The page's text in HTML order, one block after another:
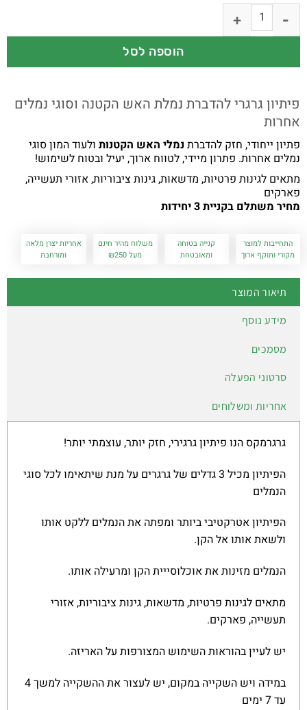
הוספה לסל
פיתיון גרגרי להדברת נמלת האש הקטנה וסוגי נמלים
אחרות
פתיון ייחודי, חזק להדברת נמלי האש הקטנות ולעוד המון סוגי
נמלים אחרות. פתרון מיידי, לטווח ארוך, יעיל ובטוח לשימוש!
מתאים לגינות פרטיות, מדשאות, גינות ציבוריות, אזורי תעשייה,
פארקים
מחיר משתלם בקניית 3 יחידות
התחייבות למוצר
מקורי ותוקף ארוך
קנייה בטוחה
ומאובטחת
משלוח מהיר חינם
מעל ₪250
אחריות יצרן מלאה
ומורחבת
תיאור המוצר
מידע נוסף
מסמכים
סרטוני הפעלה
אחריות ומשלוחים
גרגרמקס הנו פיתיון גרגירי, חזק יותר, עוצמתי יותר!
הפיתיון מכיל 3 גדלים של גרגרים על מנת שיתאימו לכל סוגי
הנמלים
הפיתיון אטרקטיבי ביותר ומפתה את הנמלים ללקט אותו
ולשאת אותו אל הקן.
הנמלים מזינות את אוכלוסייית הקן ומרעילה אותו.
מתאים לגינות פרטיות, מדשאות, גינות ציבוריות, אזורי
תעשייה, פארקים.
יש לעיין בהוראות השימוש המצורפות על האריזה.
במידה ויש השקייה במקום, יש לעצור את ההשקייה למשך 4
עד 7 ימים